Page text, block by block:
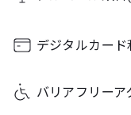
Sundayデジタルカード
バリアフリーア